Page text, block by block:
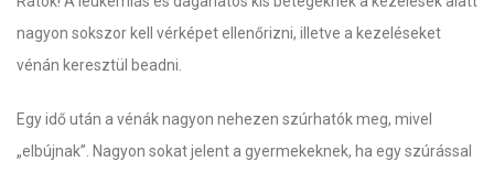
nagyon sokszor kell vérképet ellenőrizni, illetve a kezeléseket
vénán keresztül beadni.
Egy idő után a vénák nagyon nehezen szúrhatók meg, mivel
„elbújnak”. Nagyon sokat jelent a gyermekeknek, ha egy szúrással